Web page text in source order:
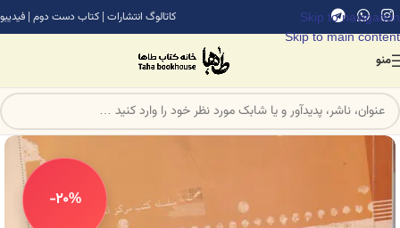
Skip to navigation
Skip to main content
کاتالوگ انتشارات | کتاب دست دوم | فیدیبو
منو
-20%